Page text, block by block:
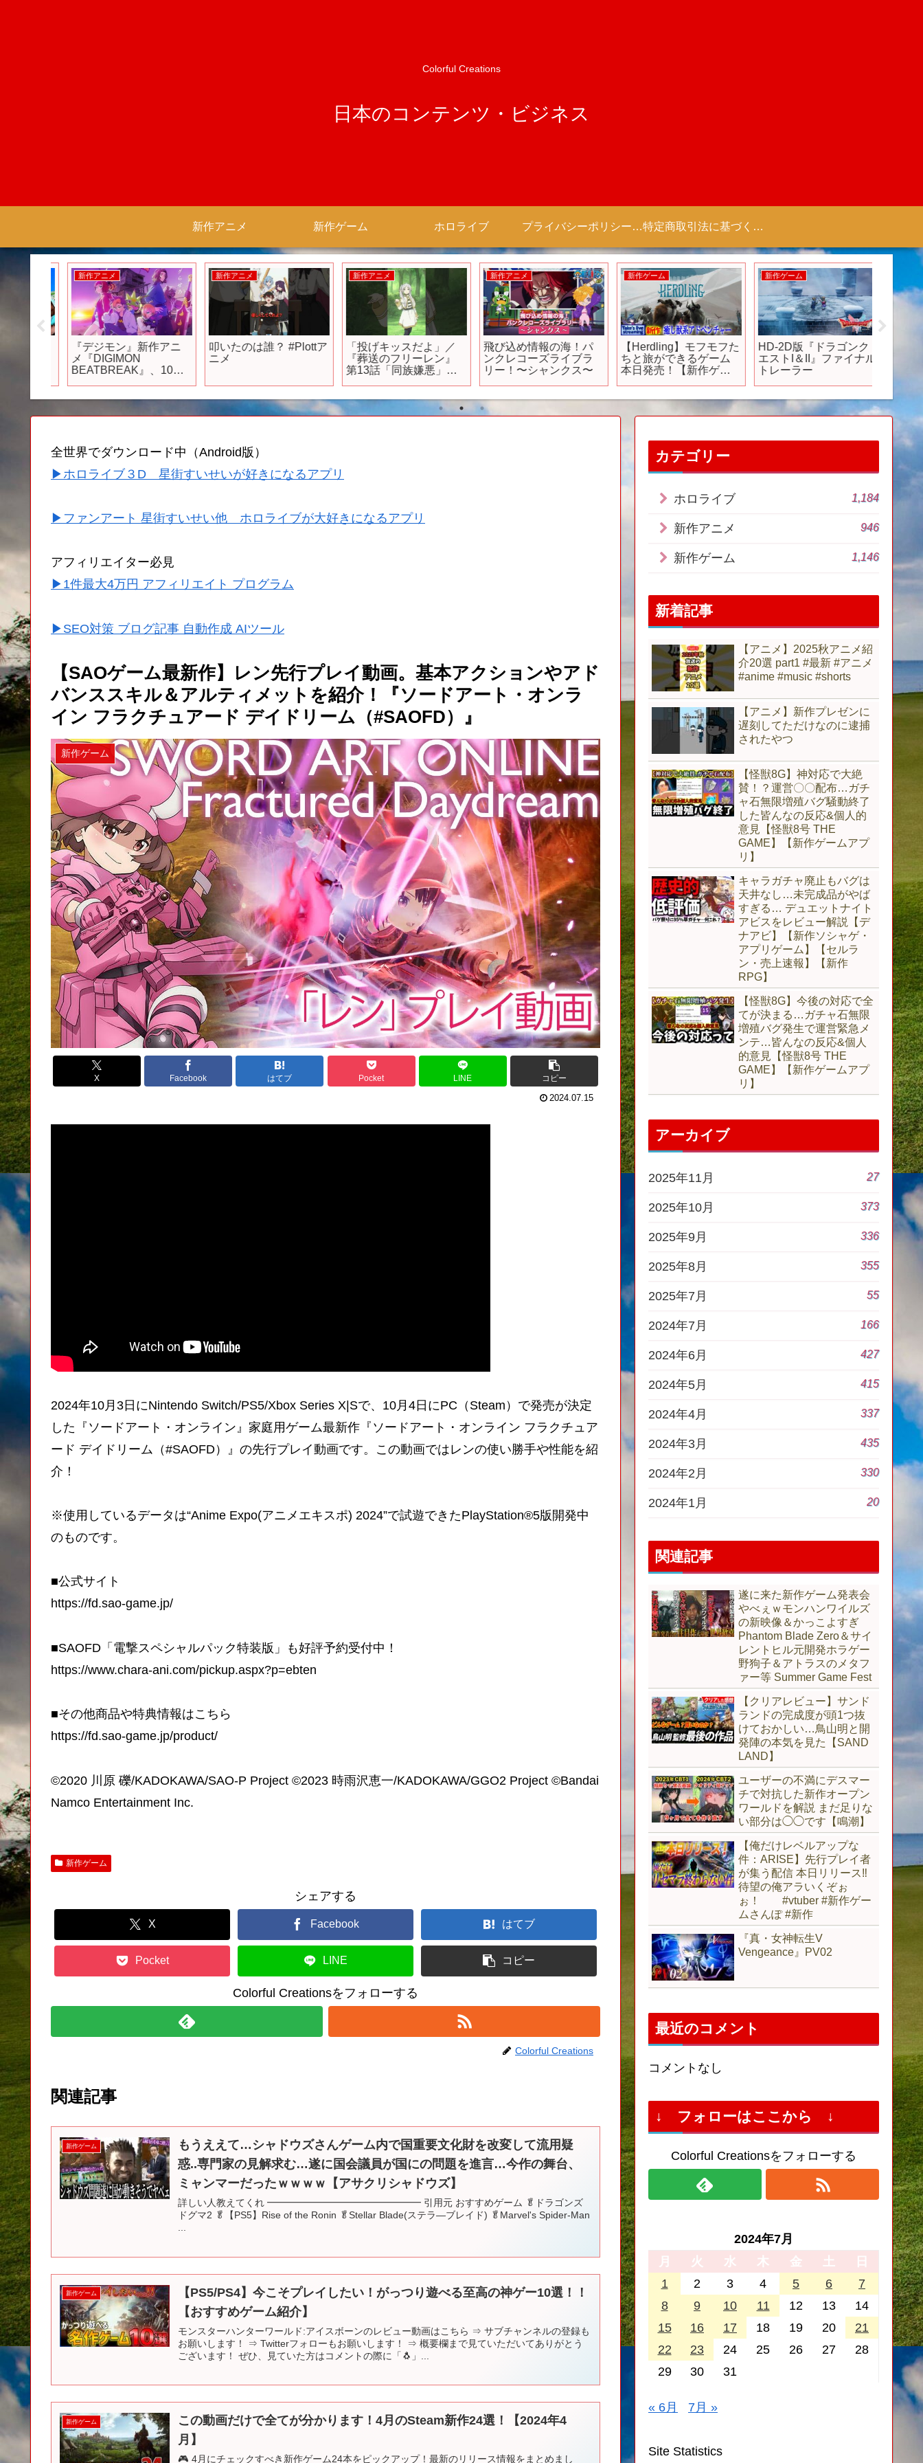
Colorful Creations
日本のコンテンツ・ビジネス
新作アニメ 新作ゲーム ホロライブ プライバシーポリシー 【Colorful Creation】 特定商取引法に基づく表記（商取引に関する開示）
新作アニメ
『デジモン』新作アニ
メ『DIGIMON
BEATBREAK』、10・5
追加キャストに黒沢と
もよら6人
新作アニメ
叩いたのは誰？ #Plottア
ニメ
新作アニメ
「投げキッスだよ」／
『葬送のフリーレン』
第13話「同族嫌悪」よ
新作アニメ
飛び込め情報の海！パ
ンクレコーズライブラ
リー！〜シャンクス〜
新作ゲーム
【Herdling】モフモフた
ちと旅ができるゲーム
本日発売！【新作ゲー
新作ゲーム
HD-2D版『ドラゴンク
エストI＆II』ファイナル
トレーラー
容なが
なれる
あるか
トナイ
全世界でダウンロード中（Android版）
▶ホロライブ３D 星街すいせいが好きになるアプリ
▶ファンアート 星街すいせい他 ホロライブが大好きになるアプリ
アフィリエイター必見
▶1件最大4万円 アフィリエイト プログラム
▶SEO対策 ブログ記事 自動作成 AIツール
【SAOゲーム最新作】レン先行プレイ動画。基本アクションやアド
バンススキル＆アルティメットを紹介！『ソードアート・オンラ
イン フラクチュアード デイドリーム（#SAOFD）』
新作ゲーム
X Facebook はてブ Pocket LINE コピー
2024.07.15
2024年10月3日にNintendo Switch/PS5/Xbox Series X|Sで、10月4日にPC（Steam）で発売が決定
した『ソードアート・オンライン』家庭用ゲーム最新作『ソードアート・オンライン フラクチュア
ード デイドリーム（#SAOFD）』の先行プレイ動画です。この動画ではレンの使い勝手や性能を紹
介！
※使用しているデータは“Anime Expo(アニメエキスポ) 2024”で試遊できたPlayStation®5版開発中
のものです。
■公式サイト
https://fd.sao-game.jp/
■SAOFD「電撃スペシャルパック特装版」も好評予約受付中！
https://www.chara-ani.com/pickup.aspx?p=ebten
■その他商品や特典情報はこちら
https://fd.sao-game.jp/product/
©2020 川原 礫/KADOKAWA/SAO-P Project ©2023 時雨沢恵一/KADOKAWA/GGO2 Project ©Bandai
Namco Entertainment Inc.
新作ゲーム
シェアする
X Facebook はてブ
Pocket LINE コピー
Colorful Creationsをフォローする
Colorful Creations
関連記事
新作ゲーム
もうええて…シャドウズさんゲーム内で国重要文化財を改変して流用疑
惑..専門家の見解求む…遂に国会議員が国にの問題を進言…今作の舞台、
ミャンマーだったｗｗｗｗ【アサクリシャドウズ】
詳しい人教えてくれ ━━━━━━━━━━━━━━━━ 引用元 おすすめゲーム 🥬ドラゴンズ
ドグマ2 🥬【PS5】Rise of the Ronin 🥬Stellar Blade(ステラ―ブレイド) 🥬Marvel's Spider-Man
新作ゲーム
【PS5/PS4】今こそプレイしたい！がっつり遊べる至高の神ゲー10選！！
【おすすめゲーム紹介】
モンスターハンターワールド:アイスボーンのレビュー動画はこちら ⇒ サブチャンネルの登録も
お願いします！ ⇒ Twitterフォローもお願いします！ ⇒ 概要欄まで見ていただいてありがとう
ございます！ ぜひ、見ていた方はコメントの際に「🐧」...
新作ゲーム
この動画だけで全てが分かります！4月のSteam新作24選！【2024年4
月】
🎮 4月にチェックすべき新作ゲーム24本をピックアップ！最新のリリース情報をまとめまし
カテゴリー
ホロライブ 1,184
新作アニメ 946
新作ゲーム 1,146
新着記事
【アニメ】2025秋アニメ紹
介20選 part1 #最新 #アニメ
#anime #music #shorts
【アニメ】新作プレゼンに
遅刻してただけなのに逮捕
されたやつ
【怪獣8G】神対応で大絶
賛！？運営〇〇配布…ガチ
ャ石無限増殖バグ騒動終了
した皆んなの反応&個人的
意見【怪獣8号 THE
GAME】【新作ゲームアプ
リ】
キャラガチャ廃止もバグは
天井なし…未完成品がやば
すぎる… デュエットナイト
アビスをレビュー解説【デ
ナアビ】【新作ソシャゲ・
アプリゲーム】【セルラ
ン・売上速報】【新作
RPG】
【怪獣8G】今後の対応で全
てが決まる…ガチャ石無限
増殖バグ発生で運営緊急メ
ンテ…皆んなの反応&個人
的意見【怪獣8号 THE
GAME】【新作ゲームアプ
リ】
アーカイブ
2025年11月 27
2025年10月 373
2025年9月 336
2025年8月 355
2025年7月 55
2024年7月 166
2024年6月 427
2024年5月 415
2024年4月 337
2024年3月 435
2024年2月 330
2024年1月 20
関連記事
遂に来た新作ゲーム発表会
やべぇｗモンハンワイルズ
の新映像＆かっこよすぎ
Phantom Blade Zero＆サイ
レントヒル元開発ホラゲー
野狗子＆アトラスのメタフ
ァー等 Summer Game Fest
【クリアレビュー】サンド
ランドの完成度が頭1つ抜
けておかしい…鳥山明と開
発陣の本気を見た【SAND
LAND】
ユーザーの不満にデスマー
チで対抗した新作オープン
ワールドを解説 まだ足りな
い部分は◯◯です【鳴潮】
【俺だけレベルアップな
件：ARISE】先行プレイ者
が集う配信 本日リリース‼️
待望の俺アラいくぞぉ
ぉ！ #vtuber #新作ゲー
ムさんぽ #新作
『真・女神転生V
Vengeance』PV02
最近のコメント
コメントなし
↓ フォローはここから ↓
Colorful Creationsをフォローする
2024年7月
月
火 水 木 金 土
日
1
2 3 4 5 6
7
8
9 10 11 12 13
14
15
16 17 18 19 20
21
22
23 24 25 26 27
28
29
30 31
« 6月 7月 »
Site Statistics